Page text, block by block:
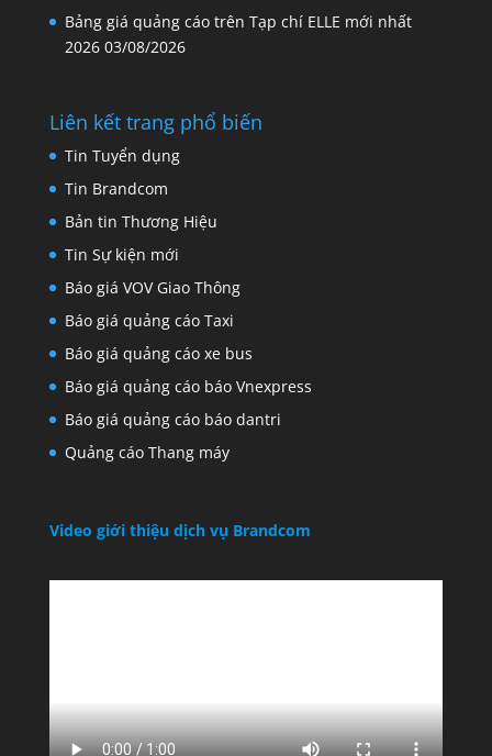
Bảng giá quảng cáo trên Tạp chí ELLE mới nhất
2026 03/08/2026
Liên kết trang phổ biến
Tin Tuyển dụng
Tin Brandcom
Bản tin Thương Hiệu
Tin Sự kiện mới
Báo giá VOV Giao Thông
Báo giá quảng cáo Taxi
Báo giá quảng cáo xe bus
Báo giá quảng cáo báo Vnexpress
Báo giá quảng cáo báo dantri
Quảng cáo Thang máy
Video giới thiệu dịch vụ Brandcom